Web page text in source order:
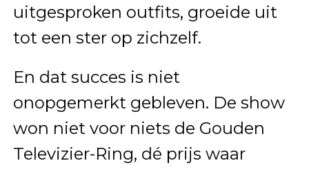
uitgesproken outfits, groeide uit
tot een ster op zichzelf.
En dat succes is niet
onopgemerkt gebleven. De show
won niet voor niets de Gouden
Televizier-Ring, dé prijs waar